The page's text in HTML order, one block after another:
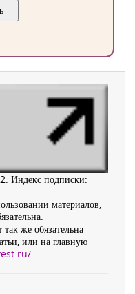
Индекс подписки:
материалов,
же обязательна
или на главную